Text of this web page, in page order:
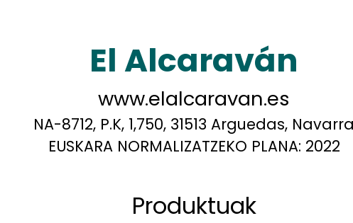
El Alcaraván
www.elalcaravan.es
NA-8712, P.K, 1,750, 31513 Arguedas,
EUSKARA NORMALIZATZEKO PLANA: 2022
Produktuak